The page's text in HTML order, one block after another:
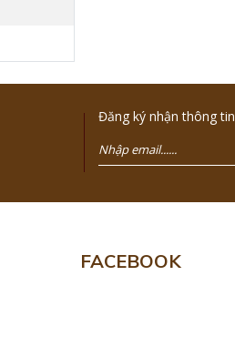
Đăng ký nhận thông tin
FACEBOOK